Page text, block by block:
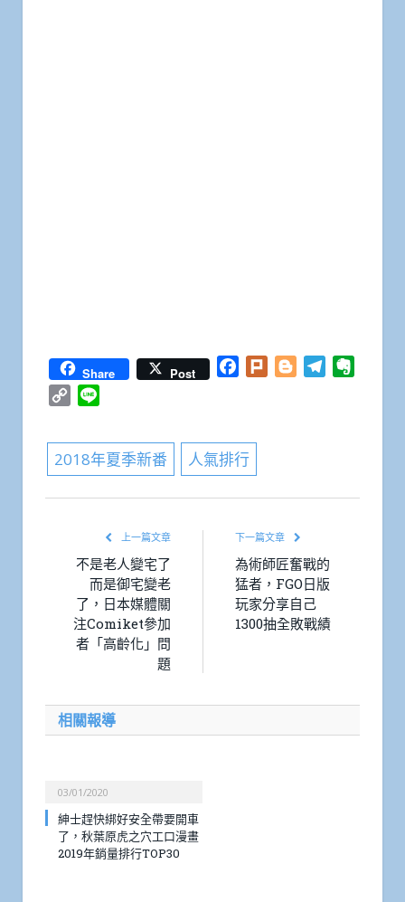
Share Post Facebook
Plurk BloggerTelegram
Copy
2018年夏季新番 人氣排行
上一篇文章
不是老人變宅了
而是御宅變老
了，日本媒體關
注Comiket參加
者「高齡化」問
題
下一篇文章
為術師匠奮戰的
猛者，FGO日版
玩家分享自己
1300抽全敗戰績
相關報導
03/01/2020
紳士趕快綁好安全帶要開車
了，秋葉原虎之穴工口漫畫
2019年銷量排行TOP30